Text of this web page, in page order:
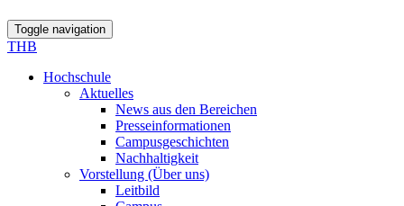
Toggle navigation
THB
Hochschule
Aktuelles
News aus den Bereichen
Presseinformationen
Campusgeschichten
Nachhaltigkeit
Vorstellung (Über uns)
Leitbild